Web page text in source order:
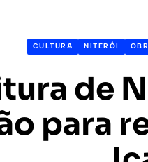
CULTURA NITERÓI
de
para